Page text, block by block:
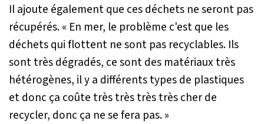
Il ajoute également que ces déchets ne seront pas
récupérés.« En mer, le problème c'est que les
déchets qui flottent ne sont pas recyclables. Ils
sont très dégradés, ce sont des matériaux très
hétérogènes, il y a différents types de plastiques
et donc ça coûte très très très très cher de
recycler, donc ça ne se fera pas. »